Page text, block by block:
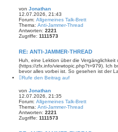
von Jonathan
12.07.2026, 21:43
Forum: Allgemeines Talk-Brett
Thema: Anti-Jammer-Thread
Antworten: 2221
Zugriffe: 1111573
RE: ANTI-JAMMER-THREAD
Huh, eine Lektion über die
(https://zfx.info/viewtopic.php?t=979). Ich
bevor alles vorbei ist. So gesehen ist der
Rufe den Beitrag auf
von Jonathan
12.07.2026, 21:35
Forum: Allgemeines Talk-Brett
Thema: Anti-Jammer-Thread
Antworten: 2221
Zugriffe: 1111573